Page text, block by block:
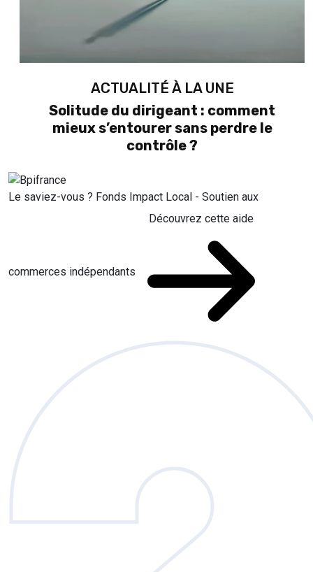
ACTUALITÉ À LA UNE
Solitude du dirigeant : comment
mieux s’entourer sans perdre le
contrôle ?
Le saviez-vous ? Fonds Impact Local - Soutien aux
commerces indépendants
Découvrez cette aide